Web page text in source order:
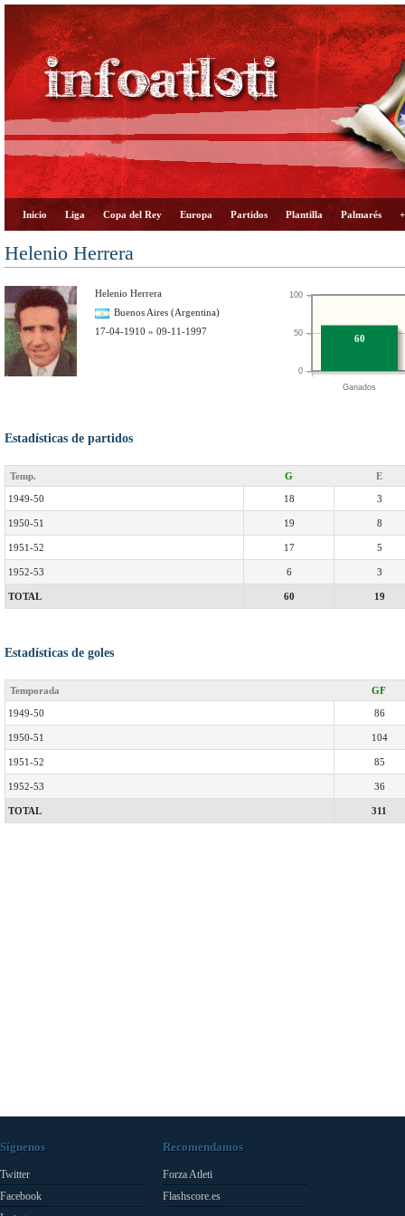
Inicio Liga Copa del Rey Europa Partidos Plantilla Palmarés
Helenio Herrera
Ganados
0
50
100
60
Helenio Herrera
Buenos Aires (Argentina)
17-04-1910 » 09-11-1997
Estadísticas de partidos
Temp. G E
1949-50 18 3
1950-51 19 8
1951-52 17 5
1952-53 6 3
TOTAL 60 19
Estadísticas de goles
Temporada GF
1949-50 86
1950-51 104
1951-52 85
1952-53 36
TOTAL 311
Síguenos
Twitter
Facebook
Recomendamos
Forza Atleti
Flashscore.es